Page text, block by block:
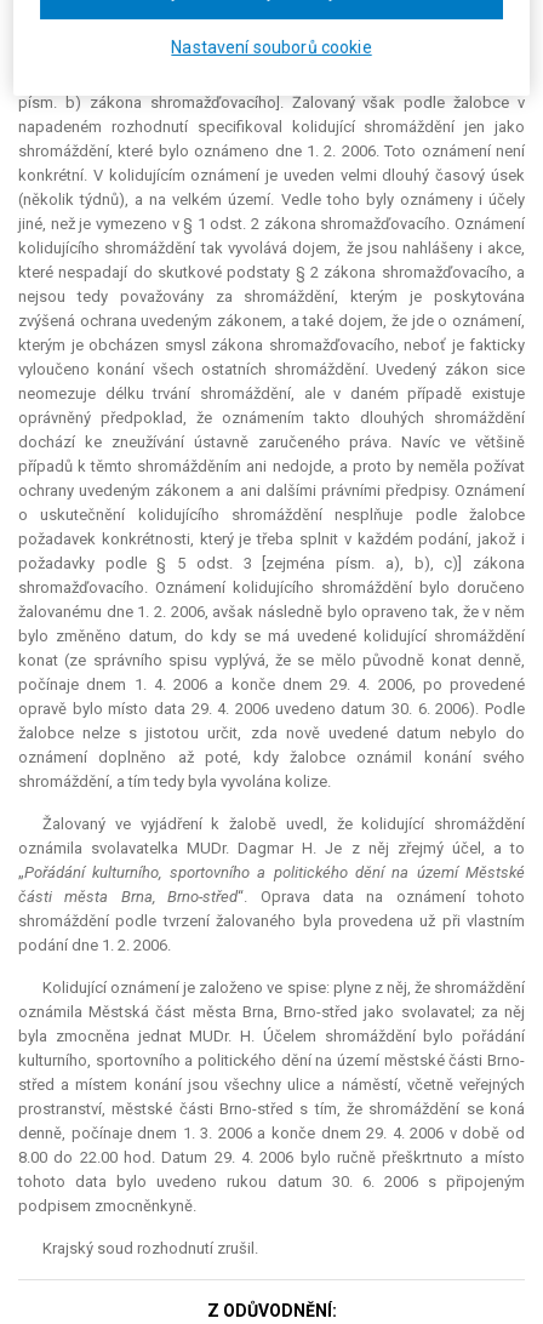
stanovené zákonem. Podle žalobce zakázal žalovaný uvedené
má podle dříve doručeného oznámení konat jiné shromáždění a mezi
písm. b) zákona shromažďovacího]. Žalovaný však podle žalobce v
napadeném rozhodnutí specifikoval kolidující shromáždění jen jako
shromáždění, které bylo oznámeno dne 1. 2. 2006. Toto oznámení není
konkrétní. V kolidujícím oznámení je uveden velmi dlouhý časový úsek
(několik týdnů), a na velkém území. Vedle toho byly oznámeny i účely
jiné, než je vymezeno v § 1 odst. 2 zákona shromažďovacího. Oznámení
kolidujícího shromáždění tak vyvolává dojem, že jsou nahlášeny i akce,
které nespadají do skutkové podstaty § 2 zákona shromažďovacího, a
nejsou tedy považovány za shromáždění, kterým je poskytována
zvýšená ochrana uvedeným zákonem, a také dojem, že jde o oznámení,
kterým je obcházen smysl zákona shromažďovacího, neboť je fakticky
vyloučeno konání všech ostatních shromáždění. Uvedený zákon sice
neomezuje délku trvání shromáždění, ale v daném případě existuje
oprávněný předpoklad, že oznámením takto dlouhých shromáždění
dochází ke zneužívání ústavně zaručeného práva. Navíc ve většině
případů k těmto shromážděním ani nedojde, a proto by neměla požívat
ochrany uvedeným zákonem a ani dalšími právními předpisy. Oznámení
o uskutečnění kolidujícího shromáždění nesplňuje podle žalobce
požadavek konkrétnosti, který je třeba splnit v každém podání, jakož i
požadavky podle § 5 odst. 3 [zejména písm. a), b), c)] zákona
shromažďovacího. Oznámení kolidujícího shromáždění bylo doručeno
žalovanému dne 1. 2. 2006, avšak následně bylo opraveno tak, že v něm
bylo změněno datum, do kdy se má uvedené kolidující shromáždění
konat (ze správního spisu vyplývá, že se mělo původně konat denně,
počínaje dnem 1. 4. 2006 a konče dnem 29. 4. 2006, po provedené
opravě bylo místo data 29. 4. 2006 uvedeno datum 30. 6. 2006). Podle
žalobce nelze s jistotou určit, zda nově uvedené datum nebylo do
oznámení doplněno až poté, kdy žalobce oznámil konání svého
shromáždění, a tím tedy byla vyvolána kolize.
Žalovaný ve vyjádření k žalobě uvedl, že kolidující shromáždění
oznámila svolavatelka MUDr. Dagmar H. Je z něj zřejmý účel, a to
„Pořádání kulturního, sportovního a politického dění na území Městské
části města Brna, Brno-střed“. Oprava data na oznámení tohoto
shromáždění podle tvrzení žalovaného byla provedena už při vlastním
podání dne 1. 2. 2006.
Kolidující oznámení je založeno ve spise: plyne z něj, že shromáždění
oznámila Městská část města Brna, Brno-střed jako svolavatel; za něj
byla zmocněna jednat MUDr. H. Účelem shromáždění bylo pořádání
kulturního, sportovního a politického dění na území městské části Brno-
střed a místem konání jsou všechny ulice a náměstí, včetně veřejných
prostranství, městské části Brno-střed s tím, že shromáždění se koná
denně, počínaje dnem 1. 3. 2006 a konče dnem 29. 4. 2006 v době od
8.00 do 22.00 hod. Datum 29. 4. 2006 bylo ručně přeškrtnuto a místo
tohoto data bylo uvedeno rukou datum 30. 6. 2006 s připojeným
podpisem zmocněnkyně.
Krajský soud rozhodnutí zrušil.
Z ODŮVODNĚNÍ:
Nastavení souborů cookie